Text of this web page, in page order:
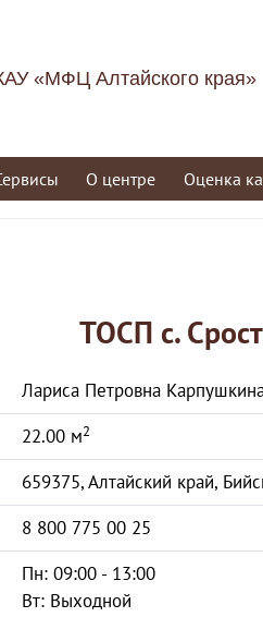
«МФЦ Алтайского края»
О центре Оценка
ТОСП с.
Лариса Петровна
22.00 м2
659375, Алтайский край,
8 800 775 00 25
Пн: 09:00 - 13:00
Вт: Выходной